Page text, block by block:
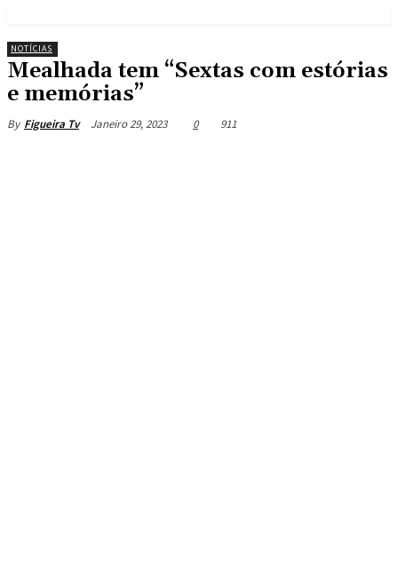
NOTÍCIAS
Mealhada tem “Sextas com estórias
e memórias”
By Figueira Tv Janeiro 29, 2023 0 911